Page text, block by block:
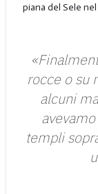
piana del Sele
rocce o su
alcuni
templi